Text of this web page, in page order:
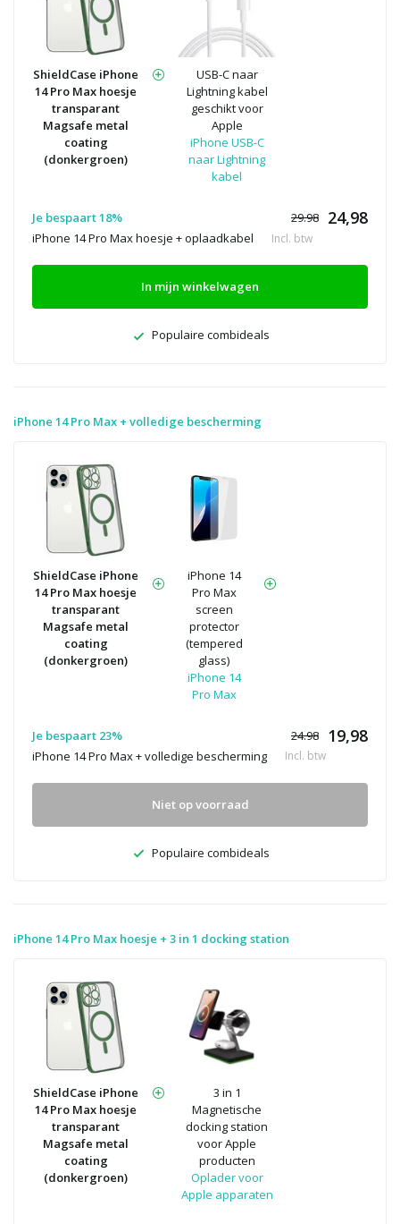
ShieldCase iPhone
14 Pro Max hoesje
transparant
Magsafe metal
coating
(donkergroen)
USB-C naar
Lightning kabel
geschikt voor
Apple
iPhone USB-C
naar Lightning
kabel
Je bespaart 18% 29.98 24,98
iPhone 14 Pro Max hoesje + oplaadkabel Incl. btw
In mijn winkelwagen
Populaire combideals
iPhone 14 Pro Max + volledige bescherming
ShieldCase iPhone
14 Pro Max hoesje
transparant
Magsafe metal
coating
(donkergroen)
iPhone 14
Pro Max
screen
protector
(tempered
glass)
iPhone 14
Pro Max
Je bespaart 23% 24.98 19,98
iPhone 14 Pro Max + volledige bescherming Incl. btw
Niet op voorraad
Populaire combideals
iPhone 14 Pro Max hoesje + 3 in 1 docking station
ShieldCase iPhone
14 Pro Max hoesje
transparant
Magsafe metal
coating
(donkergroen)
3 in 1
Magnetische
docking station
voor Apple
producten
Oplader voor
Apple apparaten